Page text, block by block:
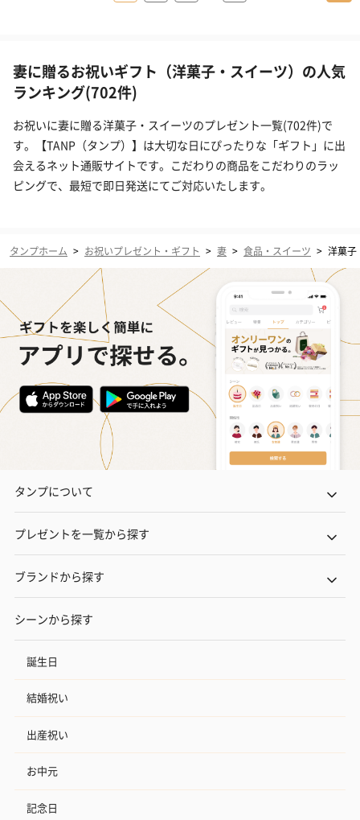
妻に贈るお祝いギフト（洋菓子・スイーツ）の人気
ランキング(702件)
お祝いに妻に贈る洋菓子・スイーツのプレゼント一覧(702件)で
す。【TANP（タンプ）】は大切な日にぴったりな「ギフト」に出
会えるネット通販サイトです。こだわりの商品をこだわりのラッ
ピングで、最短で即日発送にてご対応いたします。
タンプホーム > お祝いプレゼント・ギフト > 妻 > 食品・スイーツ > 洋菓子
タンプについて
プレゼントを一覧から探す
ブランドから探す
シーンから探す
誕生日
結婚祝い
出産祝い
お中元
記念日